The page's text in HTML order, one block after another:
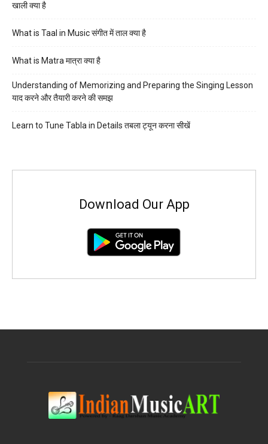
खाली क्या है
What is Taal in Music संगीत में ताल क्या है
What is Matra मात्रा क्या है
Understanding of Memorizing and Preparing the Singing Lesson
याद करने और तैयारी करने की समझ
Learn to Tune Tabla in Details तबला ट्यून करना सीखें
Download Our App